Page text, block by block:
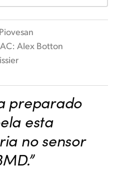
Alex Botton
preparado
esta
no sensor